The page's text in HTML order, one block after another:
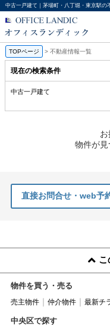
中古一戸建て｜茅場町・八丁堀・東京駅の
TOPページ > 不動産情報一覧
現在の検索条件
中古一戸建て
物件が見
直接お問合せ・web予
こ
物件を買う・売る
売主物件 仲介物件 最新チ
中央区で探す